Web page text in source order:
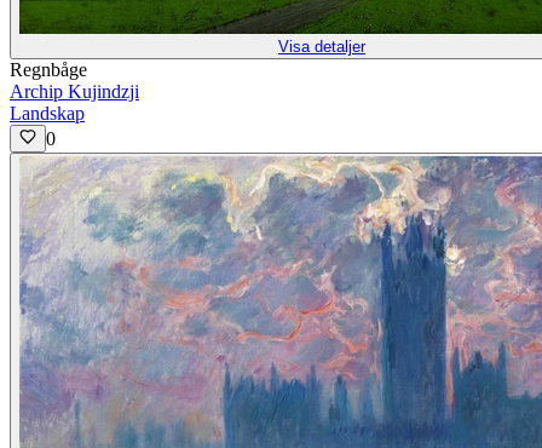
Visa detaljer
Regnbåge
Archip Kujindzji
Landskap
0